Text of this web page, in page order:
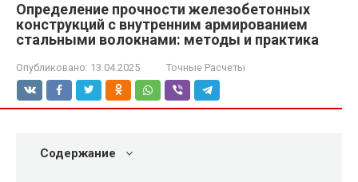
Определение прочности железобетонных
конструкций с внутренним армированием
стальными волокнами: методы и практика
Опубликовано: 13.04.2025 Точные Расчеты
Содержание